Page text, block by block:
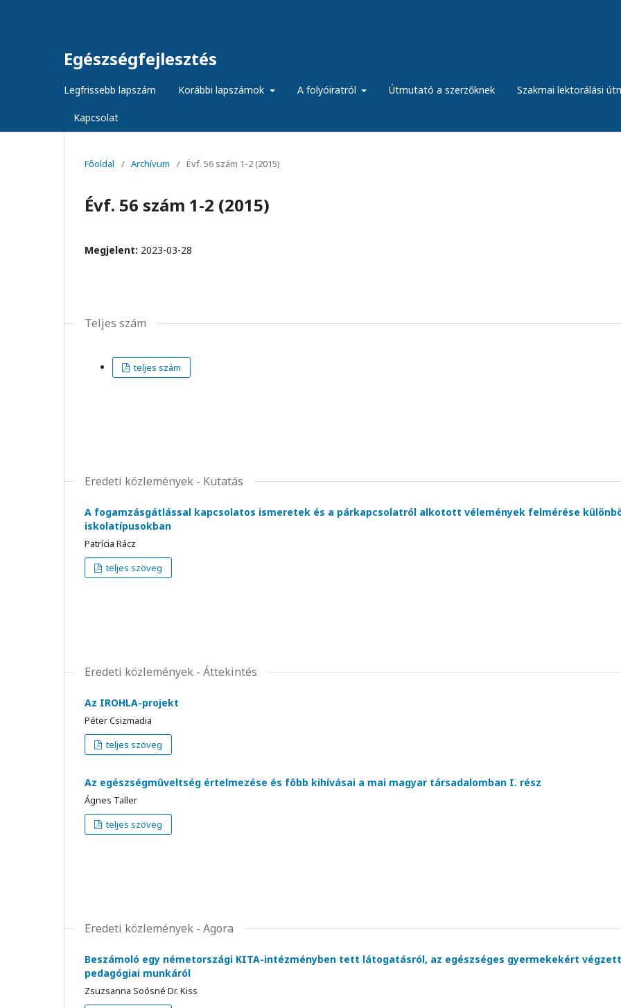
Egészségfejlesztés
Legfrissebb lapszám Korábbi lapszámok A folyóiratról Útmutató a szerzőknek Szakmai lektorálási
Kapcsolat
Főoldal / Archívum / Évf. 56 szám 1-2 (2015)
Évf. 56 szám 1-2 (2015)
Megjelent: 2023-03-28
Teljes szám
teljes szám
Eredeti közlemények - Kutatás
A fogamzásgátlással kapcsolatos ismeretek és a párkapcsolatról alkotott vélemények felmérése
iskolatípusokban
Patrícia Rácz
teljes szöveg
Eredeti közlemények - Áttekintés
Az IROHLA-projekt
Péter Csizmadia
teljes szöveg
Az egészségmûveltség értelmezése és fôbb kihívásai a mai magyar társadalomban I. rész
Ágnes Taller
teljes szöveg
Eredeti közlemények - Agora
Beszámoló egy németországi KITA-intézményben tett látogatásról, az egészséges gyermekekért végzett
pedagógiai munkáról
Zsuzsanna Soósné Dr. Kiss